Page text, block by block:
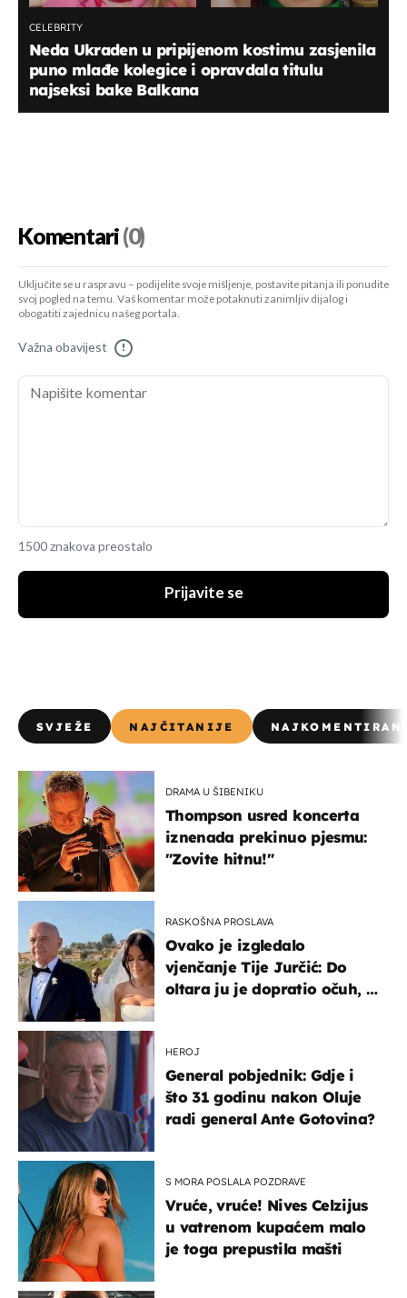
CELEBRITY
Neda Ukraden u pripijenom kostimu zasjenila
puno mlađe kolegice i opravdala titulu
najseksi bake Balkana
Komentari(0)
Uključite se u raspravu – podijelite svoje mišljenje, postavite pitanja ili ponudite
svoj pogled na temu. Vaš komentar može potaknuti zanimljiv dijalog i
obogatiti zajednicu našeg portala.
Važna obavijest !
1500 znakova preostalo
Prijavite se
SVJEŽE NAJČITANIJE
DRAMA U ŠIBENIKU
Thompson usred koncerta
iznenada prekinuo pjesmu:
"Zovite hitnu!"
RASKOŠNA PROSLAVA
Ovako je izgledalo
vjenčanje Tije Jurčić: Do
oltara ju je dopratio očuh, a
HEROJ
General pobjednik: Gdje i
što 31 godinu nakon Oluje
radi general Ante Gotovina?
S MORA POSLALA POZDRAVE
Vruće, vruće! Nives Celzijus
u vatrenom kupaćem malo
je toga prepustila mašti